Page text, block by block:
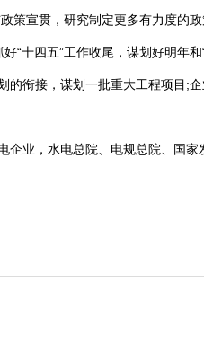
策宣贯，研究制定更多有力度的
十四五”工作收尾，谋划好明年和
的衔接，谋划一批重大工程项目;
企业，水电总院、电规总院、国家